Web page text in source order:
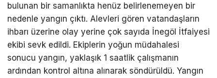
bulunan bir samanlıkta henüz belirlenemeyen bir
nedenle yangın çıktı. Alevleri gören vatandaşların
ihbarı üzerine olay yerine çok sayıda İnegöl İtfaiyesi
ekibi sevk edildi. Ekiplerin yoğun müdahalesi
sonucu yangın, yaklaşık 1 saatlik çalışmanın
ardından kontrol altına alınarak söndürüldü. Yangın